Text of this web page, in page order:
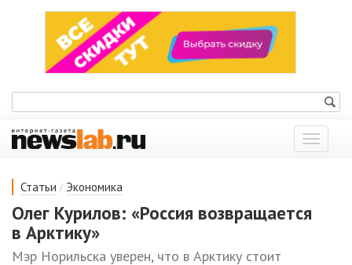
Показать
меню
Статьи / Экономика
Олег Курилов: «Россия возвращается
в Арктику»
Мэр Норильска уверен, что в Арктику стоит